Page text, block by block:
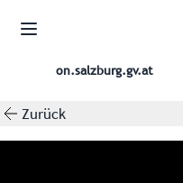
on.salzburg.gv.at
Zurück